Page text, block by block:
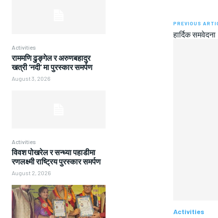
Activities
राममणि ढुङ्गेल र अरुणबहादुर
खत्री ‘नदी’ मा पुरस्कार समर्पण
August 3, 2026
Activities
विवश पोखरेल र सन्ध्या पहाडीमा
रणलक्ष्मी राष्ट्रिय पुरस्कार समर्पण
August 2, 2026
PREVIOUS
हार्दिक समवेदना
Activities